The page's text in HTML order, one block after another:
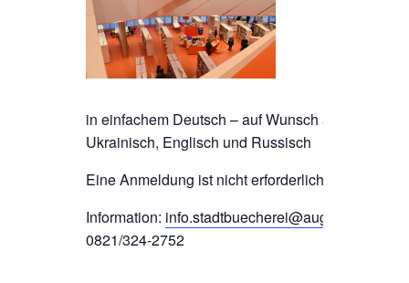
in einfachem Deutsch – auf Wunsch auf
Ukrainisch, Englisch und Russisch
Eine Anmeldung ist nicht erforderlich.
Information: info.stadtbuecherei@augsburg.de
0821/324-2752